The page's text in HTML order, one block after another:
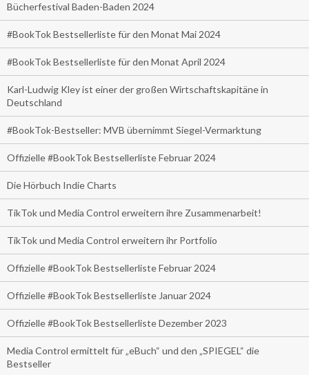
Bücherfestival Baden-Baden 2024
#BookTok Bestsellerliste für den Monat Mai 2024
#BookTok Bestsellerliste für den Monat April 2024
Karl-Ludwig Kley ist einer der großen Wirtschaftskapitäne in
Deutschland
#BookTok-Bestseller: MVB übernimmt Siegel-Vermarktung
Offizielle #BookTok Bestsellerliste Februar 2024
Die Hörbuch Indie Charts
TikTok und Media Control erweitern ihre Zusammenarbeit!
TikTok und Media Control erweitern ihr Portfolio
Offizielle #BookTok Bestsellerliste Februar 2024
Offizielle #BookTok Bestsellerliste Januar 2024
Offizielle #BookTok Bestsellerliste Dezember 2023
Media Control ermittelt für „eBuch“ und den „SPIEGEL“ die
Bestseller